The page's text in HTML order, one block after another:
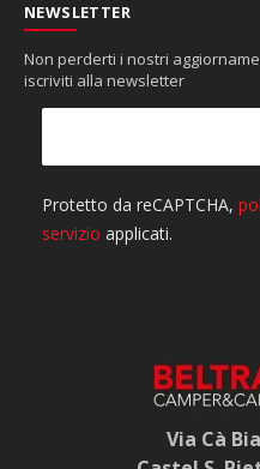
NEWSLETTER
Non perderti i nostri
iscriviti alla newsletter
Via Cà